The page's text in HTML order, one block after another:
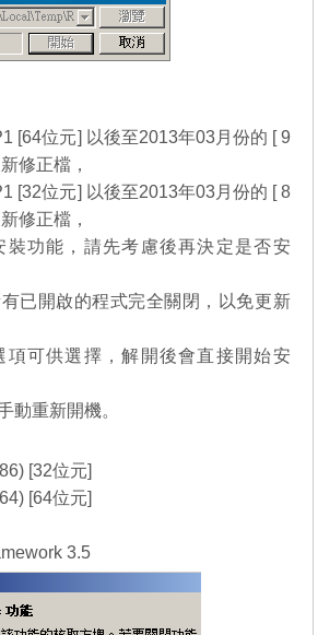
[64位元] 以後至2013年03月份的 [ 9
修正檔，
[32位元] 以後至2013年03月份的 [ 8
修正檔，
裝功能，請先考慮後再決定是否安
已開啟的程式完全關閉，以免更新
項可供選擇，解開後會直接開始安
動重新開機。
[32位元]
[64位元]
3.5